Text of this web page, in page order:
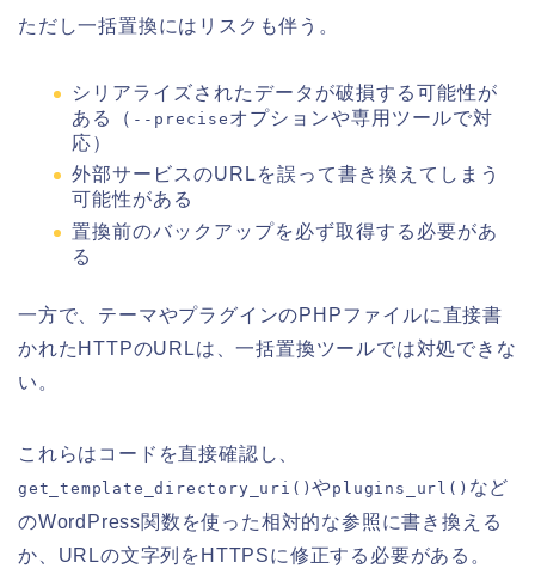
ただし一括置換にはリスクも伴う。
シリアライズされたデータが破損する可能性が
ある（ --precise オプションや専用ツールで対
応）
外部サービスのURLを誤って書き換えてしまう
可能性がある
置換前のバックアップを必ず取得する必要があ
る
一方で、テーマやプラグインのPHPファイルに直接書
かれたHTTPのURLは、一括置換ツールでは対処できな
い。
これらはコードを直接確認し、
get_template_directory_uri()やplugins_url() など
のWordPress関数を使った相対的な参照に書き換える
か、URLの文字列をHTTPSに修正する必要がある。